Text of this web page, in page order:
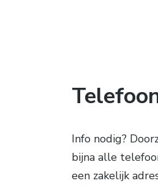
Info nodig?
bijna alle
een zakelijk